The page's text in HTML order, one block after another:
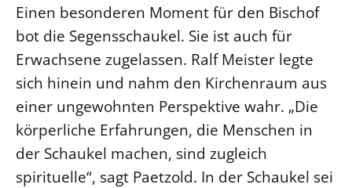
Einen besonderen Moment für den Bischof
bot die Segensschaukel. Sie ist auch für
Erwachsene zugelassen. Ralf Meister legte
sich hinein und nahm den Kirchenraum aus
einer ungewohnten Perspektive wahr. „Die
körperliche Erfahrungen, die Menschen in
der Schaukel machen, sind zugleich
spirituelle“, sagt Paetzold. In der Schaukel sei